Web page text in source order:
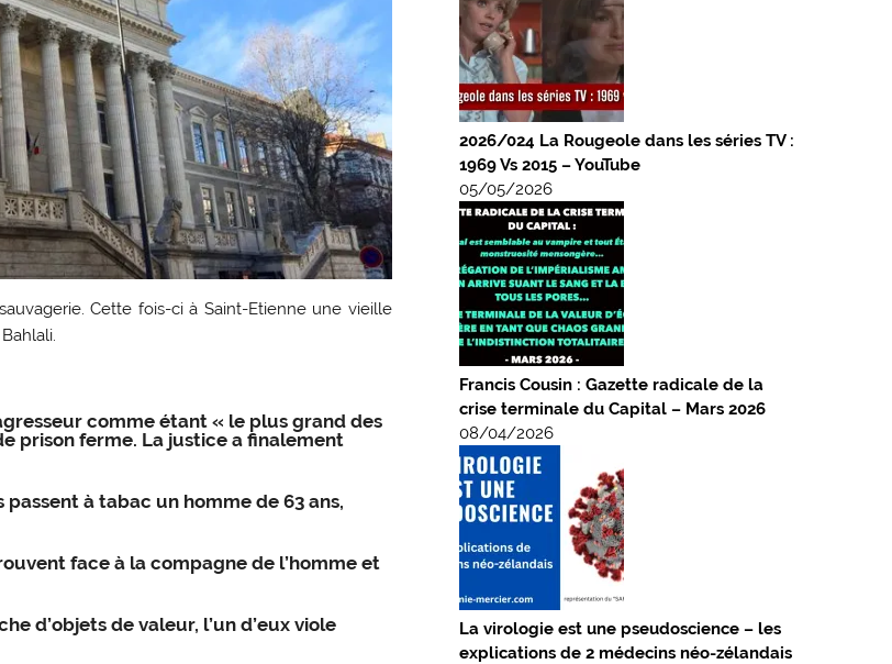
Cette fois-ci à Saint-Etienne une vieille
comme étant « le plus grand des
prison ferme. La justice a finalement
à tabac un homme de 63 ans,
face à la compagne de l’homme et
d’objets de valeur, l’un d’eux viole
2026/024 La Rougeole dans les séries TV :
1969 Vs 2015 – YouTube
05/05/2026
Francis Cousin : Gazette radicale de la
crise terminale du Capital – Mars 2026
08/04/2026
La virologie est une pseudoscience – les
explications de 2 médecins néo-zélandais